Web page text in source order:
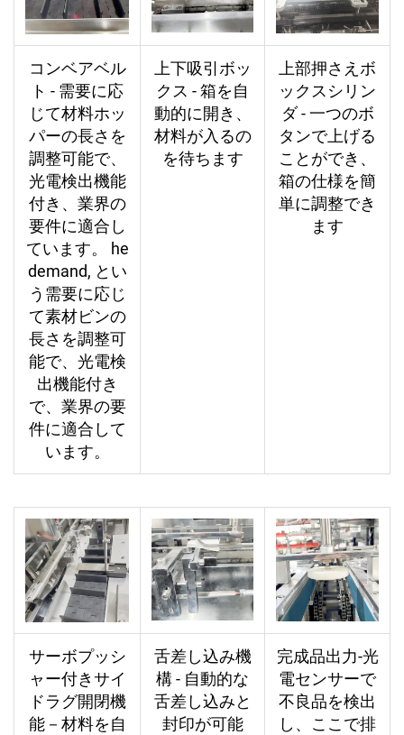
コンベアベル
ト - 需要に応
じて材料ホッ
パーの長さを
調整可能で、
光電検出機能
付き、業界の
要件に適合し
ています。
he
demand, とい
う需要に応じ
て素材ビンの
長さを調整可
能で、光電検
出機能付き
で、業界の要
件に適合して
います。
上下吸引ボッ
クス - 箱を自
動的に開き、
材料が入るの
を待ちます
上部押さえボ
ックスシリン
ダ - 一つのボ
タンで上げる
ことができ、
箱の仕様を簡
単に調整でき
ます
サーボプッシ
ャー付きサイ
ドラグ開閉機
能－材料を自
舌差し込み機
構 - 自動的な
舌差し込みと
封印が可能
完成品出力-光
電センサーで
不良品を検出
し、ここで排